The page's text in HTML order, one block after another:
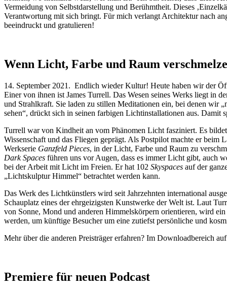
Vermeidung von Selbstdarstellung und Berühmtheit. Dieses
Verantwortung mit sich bringt. Für mich verlangt Architektur nach
beeindruckt und gratulieren!
Wenn Licht, Farbe und Raum
14. September 2021. Endlich wieder Kultur! Heute haben wir der
Einer von ihnen ist James Turrell. Das Wesen seines Werks liegt in
und Strahlkraft. Sie laden zu stillen Meditationen ein, bei denen wir
sehen“, drückt sich in seinen farbigen Lichtinstallationen aus.
Turrell war von Kindheit an vom Phänomen Licht fasziniert. Es
Wissenschaft und das Fliegen geprägt. Als Postpilot machte er
Werkserie Ganzfeld Pieces, in der Licht, Farbe und Raum zu
Dark Spaces führen uns vor Augen, dass es immer Licht gibt, auch
bei der Arbeit mit Licht im Freien. Er hat 102 Skyspaces auf der
„Lichtskulptur Himmel“ betrachtet werden kann.
Das Werk des Lichtkünstlers wird seit Jahrzehnten international
Schauplatz eines der ehrgeizigsten Kunstwerke der Welt ist. Laut
von Sonne, Mond und anderen Himmelskörpern orientieren, wird
werden, um künftige Besucher um eine zutiefst persönliche und
Mehr über die anderen Preisträger erfahren? Im Downloadbereich
Premiere für neuen Podcast